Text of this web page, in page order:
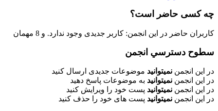
چه کسی حاضر است؟
کاربران حاضر در این انجمن: کاربر جدیدی وجود ندارد. و 8 مهمان
سطوح دسترسي انجمن
در این انجمن نمیتوانید موضوعات جدیدی ارسال کنید
در این انجمن نمیتوانید به موضوعات پاسخ دهید
در این انجمن نمیتوانید پست خود را ویرایش کنید
در این انجمن نمیتوانید پست های خود را حذف کنید